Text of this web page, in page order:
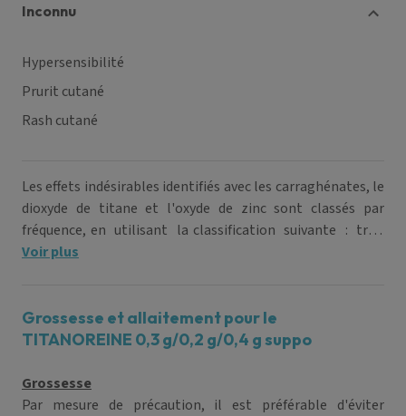
inconnu
Hypersensibilité
Prurit cutané
Rash cutané
Les effets indésirables identifiés avec les carraghénates, le
dioxyde de titane et l'oxyde de zinc sont classés par
fréquence, en utilisant la classification suivante : très
fréquents (≥ 1/10) ; fréquents (≥ 1/100 à < 1/10) ; peu
(ne peut être estimée sur la base des données
disponibles).
Voir plus
Grossesse et allaitement pour le
TITANOREINE 0,3 g/0,2 g/0,4 g suppo
Grossesse
Par mesure de précaution, il est préférable d'éviter